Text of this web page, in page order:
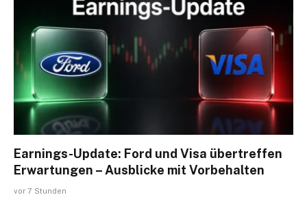
Earnings-Update: Ford und Visa übertreffen
Erwartungen – Ausblicke mit Vorbehalten
vor 7 Stunden